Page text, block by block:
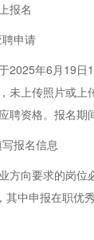
报名
申请
2025年6月19日
未上传照片或
聘资格。报名期
报名信息
方向要求的岗位
其中申报在职优